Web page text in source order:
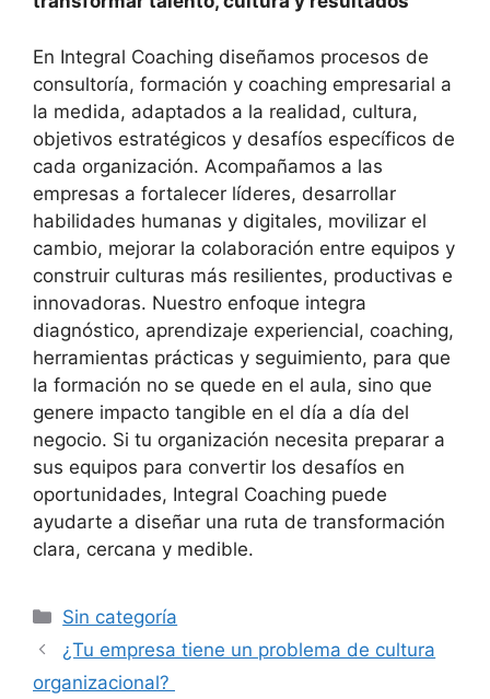
En Integral Coaching diseñamos procesos de
consultoría, formación y coaching empresarial a
la medida, adaptados a la realidad, cultura,
objetivos estratégicos y desafíos específicos de
cada organización. Acompañamos a las
empresas a fortalecer líderes, desarrollar
habilidades humanas y digitales, movilizar el
cambio, mejorar la colaboración entre equipos y
construir culturas más resilientes, productivas e
innovadoras. Nuestro enfoque integra
diagnóstico, aprendizaje experiencial, coaching,
herramientas prácticas y seguimiento, para que
la formación no se quede en el aula, sino que
genere impacto tangible en el día a día del
negocio. Si tu organización necesita preparar a
sus equipos para convertir los desafíos en
oportunidades, Integral Coaching puede
ayudarte a diseñar una ruta de transformación
clara, cercana y medible.
Sin categoría
¿Tu empresa tiene un problema de cultura
organizacional?